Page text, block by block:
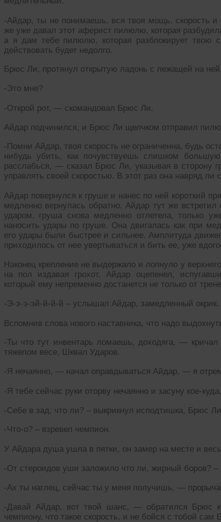
-Айдар, ты не понимаешь, вся твоя мощь, скорость
же уже давал этот аферист пилюлю, которая
а я дам тебе пилюлю, которая разблокирует твою
действовать будет недолго.
Брюс Ли, протянул открытую ладонь с лежащей на
-Это мне?
-Открой рот, — скомандовал Брюс Ли.
Айдар подчинился, и Брюс Ли щелчком отправил
-Помни Айдар, твоя скорость не ограниченна, будь
нибудь убить, как почувствуешь слишком
расслабься, — сказал Брюс Ли, указывая в сторону
управлять своей скоростью. В этот раз она навряд ли
Айдар повернулся к груше и нанес по ней короткий
медленно вернулась обратно. Айдар тут же
ударом, груша снова медленно отлетела, только
наносить удары по груше. Она двигалась как при
его удары были быстрее и сильнее. Амплитуда
приходилось от нее увертываться и бить ее, уже
Наконец крепление не выдержало и лопнуло у
на пол издавая грохот. Айдар оцепенел,
который ему непременно достанется не только от
-Э-э-э-эй-й-й-й – услышал Айдар, замедленный окрик.
Вспомнив слова нового наставника, что надо
-Ты что тут инвентарь ломаешь, доходяга, —
тяжелом весе, Шквал Ударов.
-Я нечаянно, — начал оправдываться Айдар, — я
-Я тебе сейчас руки оторву нечаянно и засуну кое-
-Себе в зад, что ли? – выкрикнул исподтишка, Брюс
-Что-о? – взревел чемпион.
У Айдара душа ушла в пятки, он замер на месте и
-От стероидов уши заложило что ли, жирный боров?
-Ах ты наглец, сейчас ты у меня получишь, —
-Давай Айдар, вот твой шанс, — обратился Брюс
чемпиону, что такое скорость, и не бойся с тобой сам